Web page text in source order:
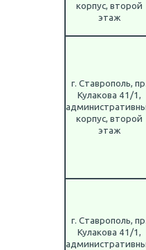
корпус, второй
этаж
г. Ставрополь,
Кулакова 41/1,
корпус, второй
этаж
г. Ставрополь,
Кулакова 41/1,